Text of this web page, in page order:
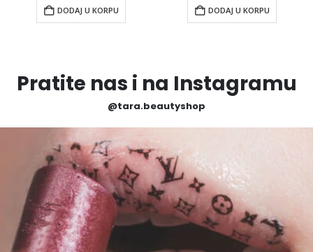
DODAJ U KORPU DODAJ U KORPU
Pratite nas i na Instagramu
@tara.beautyshop